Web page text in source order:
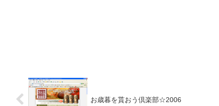
お歳暮を貰おう倶楽部☆2006